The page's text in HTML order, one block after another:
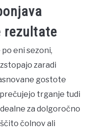
rezultate
eni sezoni,
zaradi
gostote
trganje tudi
za dolgoročno
čolnov ali